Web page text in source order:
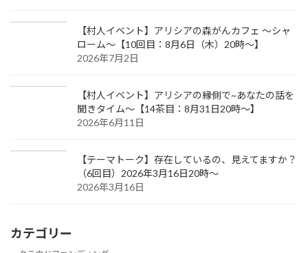
【村人イベント】アリシアの森がんカフェ ～シャ
ローム～【10回目：8月6日（木）20時～】
2026年7月2日
【村人イベント】アリシアの縁側で~あなたの話を
聞きタイム～【14茶目：8月31日20時～】
2026年6月11日
【テーマトーク】存在しているの、見えてますか？
（6回目）2026年3月16日20時～
2026年3月16日
カテゴリー